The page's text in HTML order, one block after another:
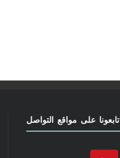
تابعونا على مواقع التواصل